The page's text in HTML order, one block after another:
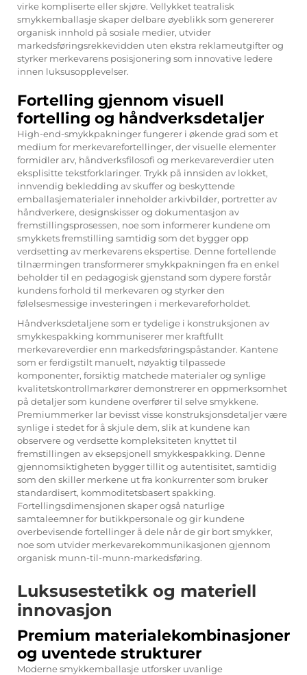
virke kompliserte eller skjøre. Vellykket teatralisk
smykkemballasje skaper delbare øyeblikk som genererer
organisk innhold på sosiale medier, utvider
markedsføringsrekkevidden uten ekstra reklameutgifter og
styrker merkevarens posisjonering som innovative ledere
innen luksusopplevelser.
Fortelling gjennom visuell
fortelling og håndverksdetaljer
High-end-smykkpakninger fungerer i økende grad som et
medium for merkevarefortellinger, der visuelle elementer
formidler arv, håndverksfilosofi og merkevareverdier uten
eksplisitte tekstforklaringer. Trykk på innsiden av lokket,
innvendig bekledding av skuffer og beskyttende
emballasjematerialer inneholder arkivbilder, portretter av
håndverkere, designskisser og dokumentasjon av
fremstillingsprosessen, noe som informerer kundene om
smykkets fremstilling samtidig som det bygger opp
verdsetting av merkevarens ekspertise. Denne fortellende
tilnærmingen transformerer smykkpakningen fra en enkel
beholder til en pedagogisk gjenstand som dypere forstår
kundens forhold til merkevaren og styrker den
følelsesmessige investeringen i merkevareforholdet.
Håndverksdetaljene som er tydelige i konstruksjonen av
smykkespakking kommuniserer mer kraftfullt
merkevareverdier enn markedsføringspåstander. Kantene
som er ferdigstilt manuelt, nøyaktig tilpassede
komponenter, forsiktig matchede materialer og synlige
kvalitetskontrollmarkører demonstrerer en oppmerksomhet
på detaljer som kundene overfører til selve smykkene.
Premiummerker lar bevisst visse konstruksjonsdetaljer være
synlige i stedet for å skjule dem, slik at kundene kan
observere og verdsette kompleksiteten knyttet til
fremstillingen av eksepsjonell smykkespakking. Denne
gjennomsiktigheten bygger tillit og autentisitet, samtidig
som den skiller merkene ut fra konkurrenter som bruker
standardisert, kommoditetsbasert spakking.
Fortellingsdimensjonen skaper også naturlige
samtaleemner for butikkpersonale og gir kundene
overbevisende fortellinger å dele når de gir bort smykker,
noe som utvider merkevarekommunikasjonen gjennom
organisk munn-til-munn-markedsføring.
Luksusestetikk og materiell
innovasjon
Premium materialekombinasjoner
og uventede strukturer
Moderne smykkemballasje utforsker uvanlige